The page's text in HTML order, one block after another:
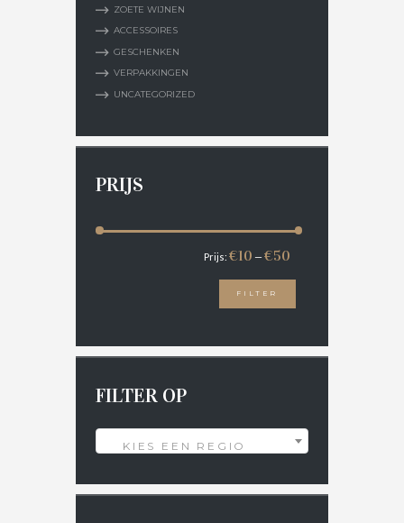
ZOETE WIJNEN
ACCESSOIRES
GESCHENKEN
VERPAKKINGEN
UNCATEGORIZED
PRIJS
FILTER
Prijs:€10 —€50
FILTER OP
KIES EEN REGIO